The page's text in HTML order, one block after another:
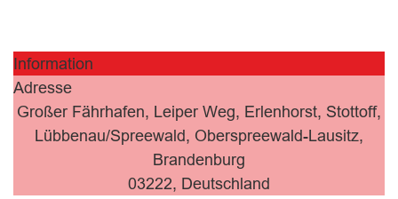
Information
Adresse
Großer Fährhafen, Leiper Weg, Erlenhorst, Stottoff,
Lübbenau/Spreewald, Oberspreewald-Lausitz,
Brandenburg
03222, Deutschland